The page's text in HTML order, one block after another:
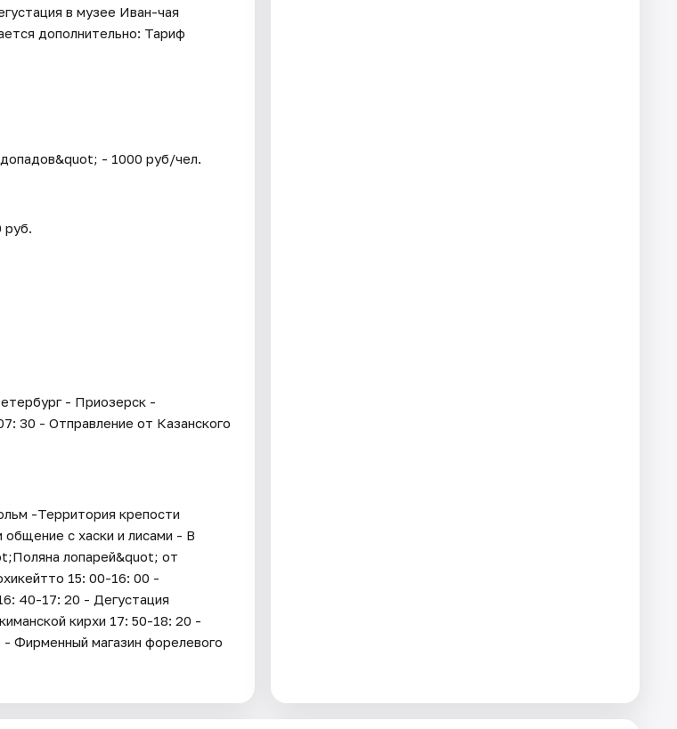
в музее Иван-чая
дополнительно: Тариф
- 1000 руб/чел.
руб.
- Приозерск -
30 - Отправление от Казанского
-Территория крепости
с хаски и лисами - В
лопарей&quot; от
15: 00-16: 00 -
40-17: 20 - Дегустация
кирхи 17: 50-18: 20 -
Фирменный магазин форелевого